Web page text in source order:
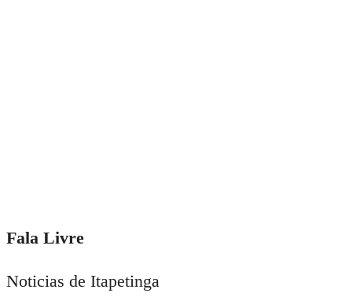
Fala Livre
Noticias de Itapetinga